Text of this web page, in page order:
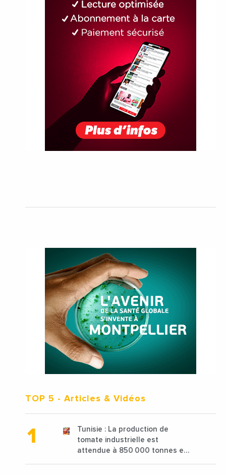
TOP 5 - Articles & Vidéos
Tunisie : La production de
tomate industrielle est
attendue à 850 000 tonnes en